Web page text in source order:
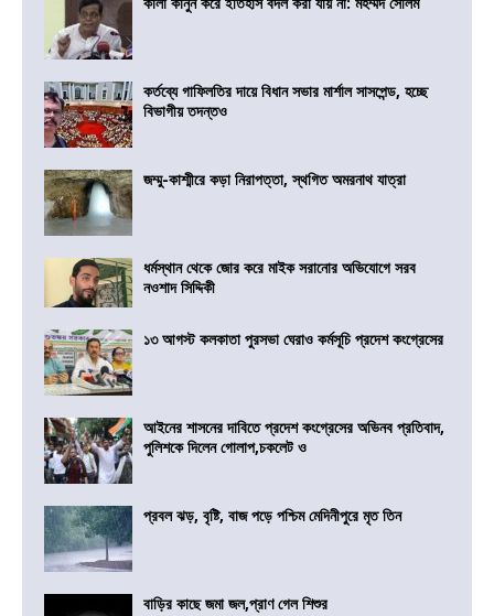
কর্তব্যে গাফিলতির দায়ে বিধান সভার মার্শাল সাসপেন্ড, হচ্ছে
বিভাগীয় তদন্তও
জম্মু-কাশ্মীরে কড়া নিরাপত্তা, স্থগিত অমরনাথ যাত্রা
ধর্মস্থান থেকে জোর করে মাইক সরানোর অভিযোগে সরব
নওশাদ সিদ্দিকী
১৩ আগস্ট কলকাতা পুরসভা ঘেরাও কর্মসূচি প্রদেশ কংগ্রেসের
আইনের শাসনের দাবিতে প্রদেশ কংগ্রেসের অভিনব প্রতিবাদ,
পুলিশকে দিলেন গোলাপ,চকলেট ও
প্রবল ঝড়, বৃষ্টি, বাজ পড়ে পশ্চিম মেদিনীপুরে মৃত তিন
বাড়ির কাছে জমা জল,প্রাণ গেল শিশুর